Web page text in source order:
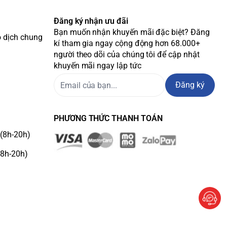
dịch chung
20h)
20h)
Đăng ký nhận ưu đãi
Bạn muốn nhận khuyến mãi đặc biệt? Đăng
kí tham gia ngay cộng động hơn 68.000+
người theo dõi của chúng tôi để cập nhật
khuyến mãi ngay lập tức
Đăng ký
PHƯƠNG THỨC THANH TOÁN